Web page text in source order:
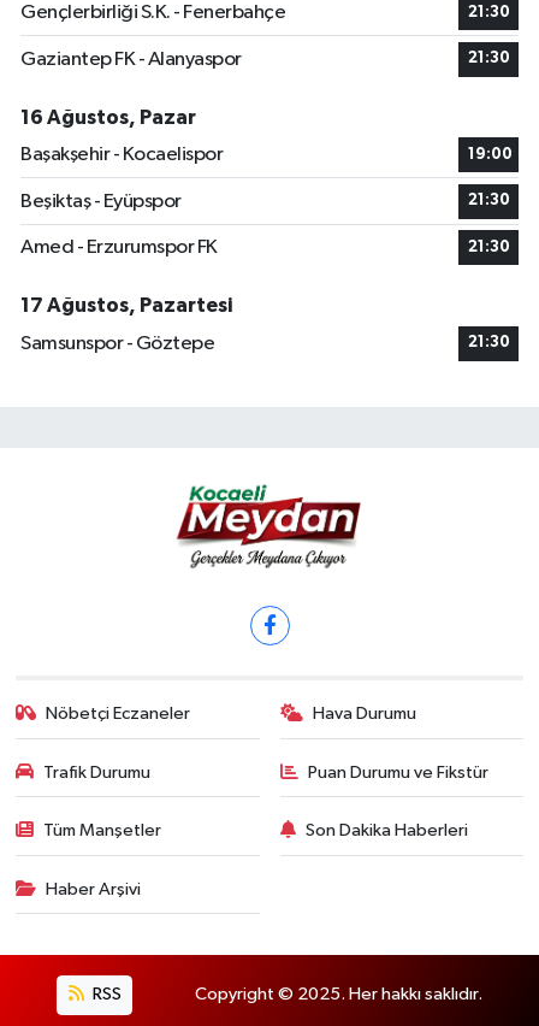
Gençlerbirliği S.K. - Fenerbahçe 21:30
Gaziantep FK - Alanyaspor 21:30
16 Ağustos, Pazar
Başakşehir - Kocaelispor
19:00
Beşiktaş - Eyüpspor 21:30
Amed - Erzurumspor FK 21:30
17 Ağustos, Pazartesi
Samsunspor - Göztepe
21:30
Nöbetçi Eczaneler Hava Durumu
Trafik Durumu Puan Durumu ve Fikstür
Tüm Manşetler Son Dakika Haberleri
Haber Arşivi
RSS Copyright © 2025. Her hakkı saklıdır.